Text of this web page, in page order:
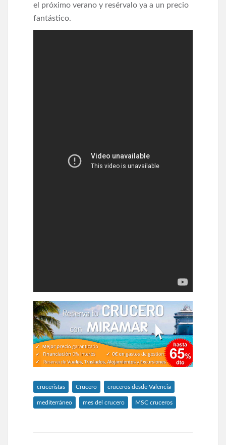
el próximo verano y resérvalo ya a un precio
fantástico.
cruceristas Crucero cruceros desde Valencia
mediterráneo mes del crucero MSC cruceros